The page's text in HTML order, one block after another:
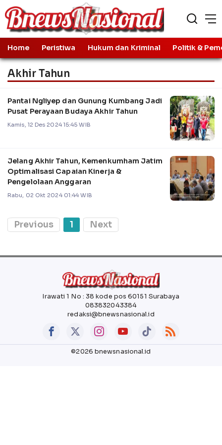
Home Peristiwa Hukum dan Kriminal Politik &
Akhir Tahun
Pantai Ngliyep dan Gunung Kumbang Jadi
Pusat Perayaan Budaya Akhir Tahun
Kamis, 12 Des 2024 15:45 WIB
Jelang Akhir Tahun, Kemenkumham Jatim
Optimalisasi Capaian Kinerja &
Pengelolaan Anggaran
Rabu, 02 Okt 2024 01:44 WIB
Previous 1 Next
Irawati 1 No : 38 kode pos 60151 Surabaya
083832043384
redaksi@bnewsnasional.id
©2026 bnewsnasional.id